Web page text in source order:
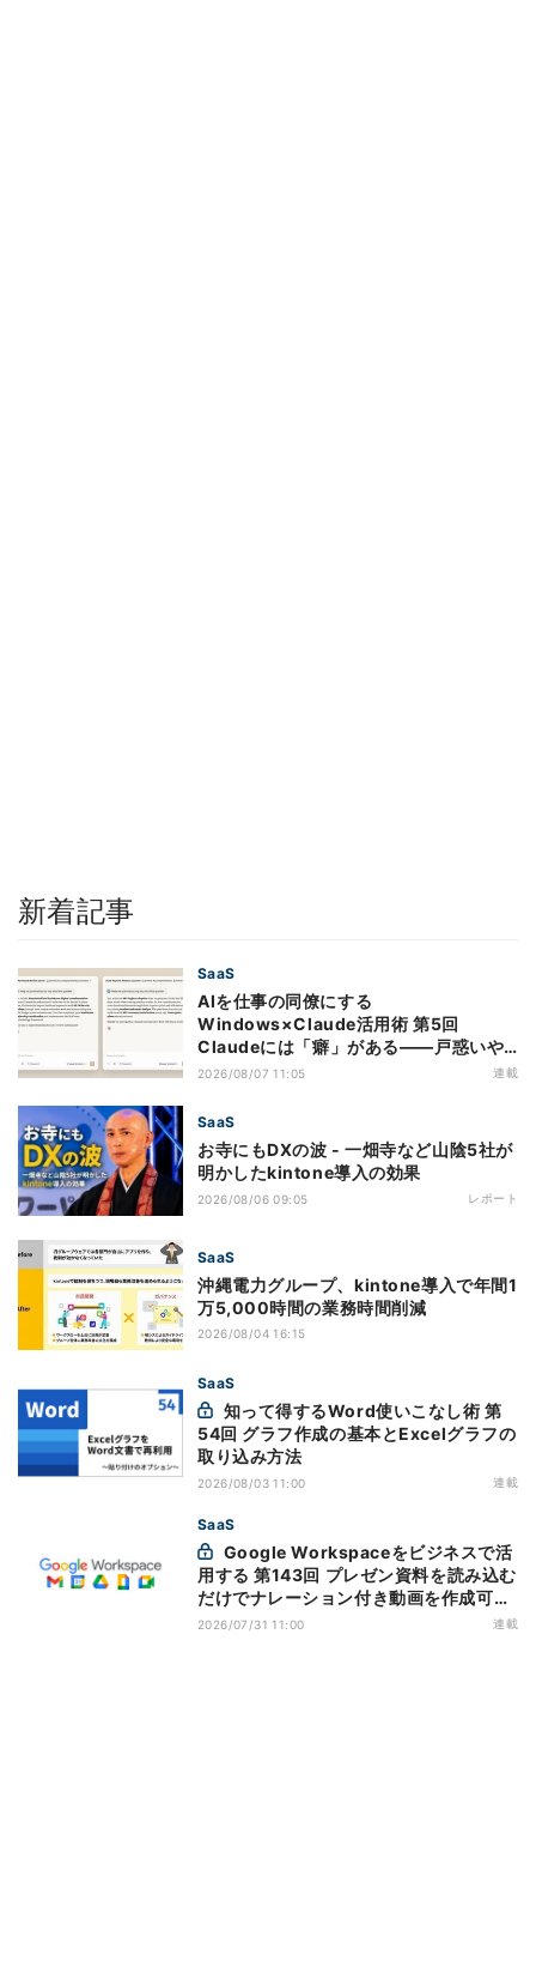
新着記事
SaaS
AIを仕事の同僚にする
Windows×Claude活用術 第5回
Claudeには「癖」がある――戸惑いや
すい7つの仕様
2026/08/07 11:05 連載
SaaS
お寺にもDXの波 - 一畑寺など山陰5社が
明かしたkintone導入の効果
2026/08/06 09:05 レポート
SaaS
沖縄電力グループ、kintone導入で年間1
万5,000時間の業務時間削減
2026/08/04 16:15
SaaS
54回 グラフ作成の基本とExcelグラフの
取り込み方法
2026/08/03 11:00 連載
SaaS
用する 第143回 プレゼン資料を読み込む
だけでナレーション付き動画を作成可能
になった「Google Vids」
2026/07/31 11:00 連載